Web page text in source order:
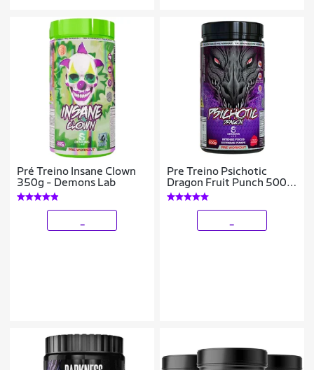
Pré Treino Insane Clown
350g - Demons Lab
Pre Treino Psichotic
Dragon Fruit Punch 500g
- Demons Lab